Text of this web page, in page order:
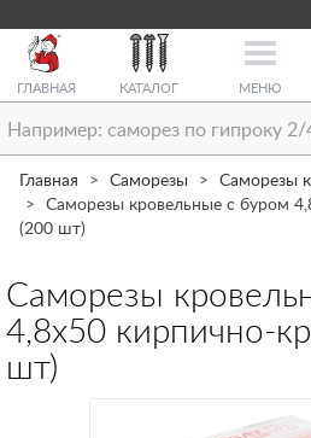
ГЛАВНАЯ КАТАЛОГ
Toggle
МЕНЮ
Главная Саморезы
Саморезы
Саморезы кровельные с буром
(200 шт)
Саморезы
4,8х50 кирпично-
шт)